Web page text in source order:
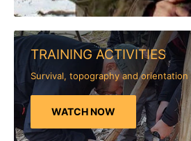
TRAINING ACTIVITIES
Survival, topography and orientation
WATCH NOW